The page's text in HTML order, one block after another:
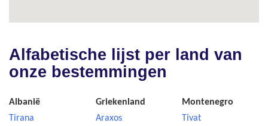
Alfabetische lijst per land van
onze bestemmingen
Albanië
Tirana
Griekenland
Araxos
Montenegro
Tivat